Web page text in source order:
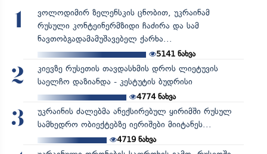
1
ვოლოდიმირ ზელენსკის ცნობით, უკრაინამ
რუსული კონტეინერმზიდი ჩაძირა და სამ
ნავთობგადამამუშავებელ ქარხა...
5141 ნახვა
2
კიევზე რუსეთის თავდასხმის დროს ლიეტუვის
საელჩო დაზიანდა - კესტუტის ბუდრისი
4774ნახვა
3
უკრაინის ძალებმა ანექსირებულ ყირიმში რუსულ
სამხედრო ობიექტებზე იერიშები მიიტანეს...
4719ნახვა